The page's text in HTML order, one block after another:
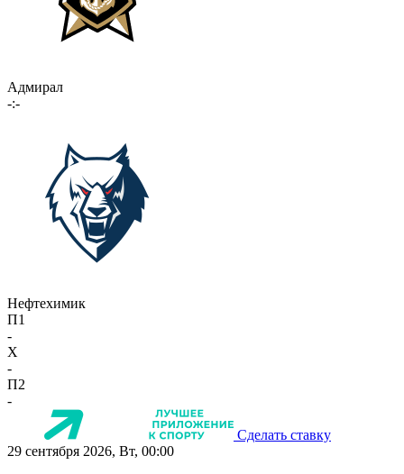
Адмирал
-:-
Нефтехимик
П1
-
X
-
П2
-
Сделать ставку
29 сентября 2026, Вт, 00:00